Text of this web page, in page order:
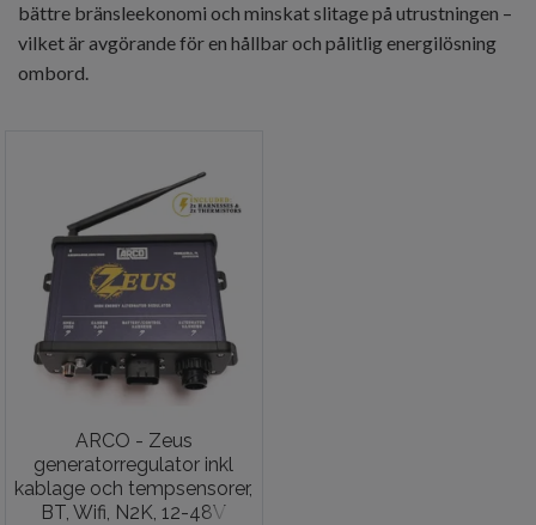
bättre bränsleekonomi och minskat slitage på utrustningen –
vilket är avgörande för en hållbar och pålitlig energilösning
ombord.
ARCO - Zeus
generatorregulator inkl
kablage och tempsensorer,
BT, Wifi, N2K, 12-48V